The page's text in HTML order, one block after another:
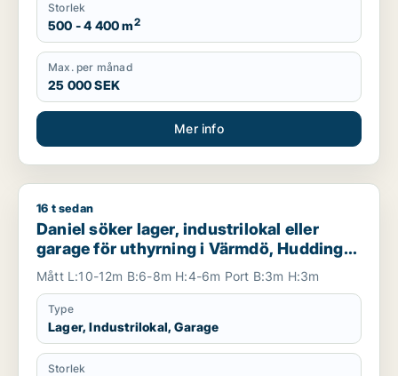
Storlek
500 - 4 400 m2
Max. per månad
25 000 SEK
Mer info
Daniel söker lager, industrilokal eller garage för uthyrning i
16 t sedan
Daniel söker lager, industrilokal eller
garage för uthyrning i Värmdö, Huddinge
eller Botkyrka m.fl.
Mått L:10-12m B:6-8m H:4-6m Port B:3m H:3m
Type
Lager, Industrilokal, Garage
Storlek